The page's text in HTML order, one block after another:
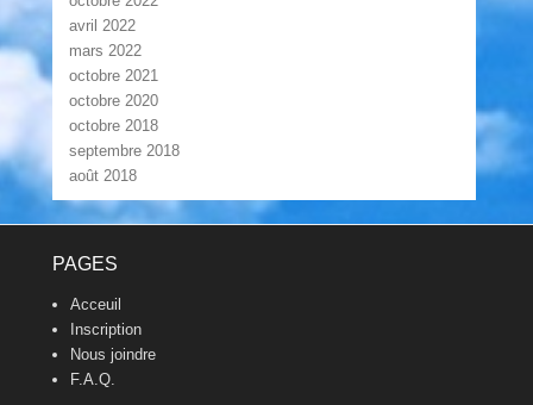
avril 2022
mars 2022
octobre 2021
octobre 2020
octobre 2018
septembre 2018
août 2018
PAGES
Acceuil
Inscription
Nous joindre
F.A.Q.